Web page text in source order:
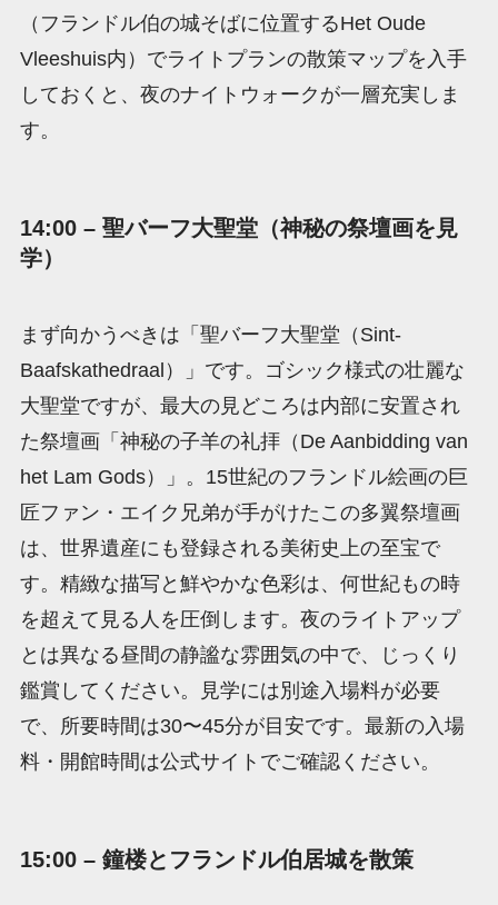
（フランドル伯の城そばに位置するHet Oude
Vleeshuis内）でライトプランの散策マップを入手
しておくと、夜のナイトウォークが一層充実しま
す。
14:00 – 聖バーフ大聖堂（神秘の祭壇画を見
学）
まず向かうべきは「聖バーフ大聖堂（Sint-
Baafskathedraal）」です。ゴシック様式の壮麗な
大聖堂ですが、最大の見どころは内部に安置され
た祭壇画「神秘の子羊の礼拝（De Aanbidding van
het Lam Gods）」。15世紀のフランドル絵画の巨
匠ファン・エイク兄弟が手がけたこの多翼祭壇画
は、世界遺産にも登録される美術史上の至宝で
す。精緻な描写と鮮やかな色彩は、何世紀もの時
を超えて見る人を圧倒します。夜のライトアップ
とは異なる昼間の静謐な雰囲気の中で、じっくり
鑑賞してください。見学には別途入場料が必要
で、所要時間は30〜45分が目安です。最新の入場
料・開館時間は公式サイトでご確認ください。
15:00 – 鐘楼とフランドル伯居城を散策